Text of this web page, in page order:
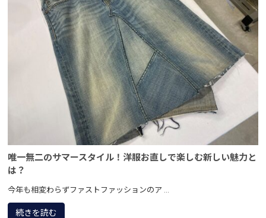
唯一無二のサマースタイル！洋服お直しで楽しむ新しい魅力と
は？
今年も相変わらずファストファッションのア ...
続きを読む